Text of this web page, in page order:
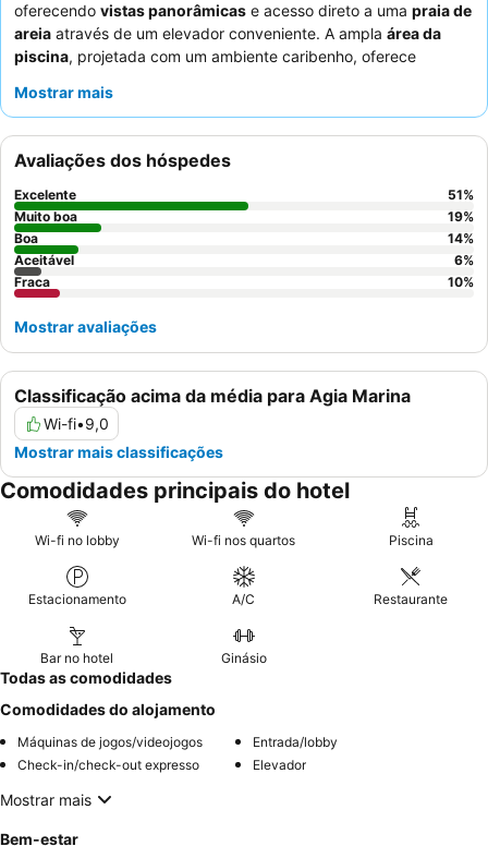
oferecendo vistas panorâmicas e acesso direto a uma praia de
areia através de um elevador conveniente. A ampla área da
piscina, projetada com um ambiente caribenho, oferece
elogiam consistentemente o
deliciosa e variada
, especialmente o extenso
pequeno-almoço com especialidades cretenses. Para uma
experiência melhorada, considere quartos com
deslumbrantes para o mar
Mostrar mais
Classificação acima da média para Agia Marina
Wi-fi•9,0
Mostrar mais classificações
Avaliações dos hóspedes
Excelente 51%
Muito boa
19%
Boa
14%
Aceitável
6%
Fraca
10%
Mostrar avaliações
Comodidades principais do hotel
Wi-fi no lobby Wi-fi nos quartos Piscina
Estacionamento A/C Restaurante
Bar no hotel Ginásio
Todas as comodidades
Comodidades do alojamento
Máquinas de jogos/videojogos
Entrada/lobby
Check-in/check-out expresso
Elevador
Mostrar mais
Bem-estar